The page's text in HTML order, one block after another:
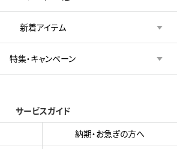
新着アイテム
特集・キャンペーン
サービスガイド
納期・お急ぎの方へ